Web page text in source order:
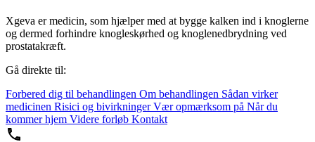
Xgeva er medicin, som hjælper med at bygge kalken ind i knoglerne
og dermed forhindre knogleskørhed og knoglenedbrydning ved
prostatakræft.
Gå direkte til:
Forbered dig til behandlingen Om behandlingen Sådan virker
medicinen Risici og bivirkningerVær opmærksom på Når du
kommer hjem Videre forløb Kontakt